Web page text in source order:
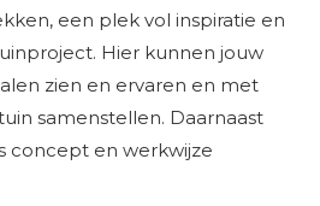
een plek vol inspiratie en
Hier kunnen jouw
zien en ervaren en met
samenstellen. Daarnaast
concept en werkwijze